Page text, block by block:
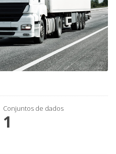
Conjuntos de dados
1